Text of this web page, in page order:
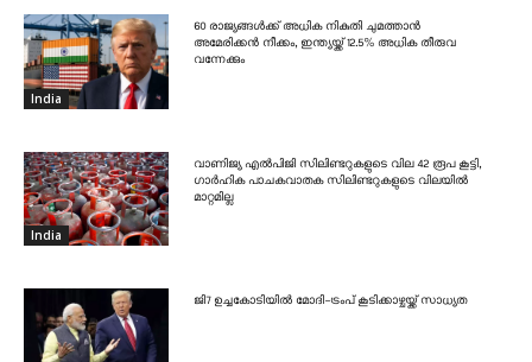
India
60 രാജ്യങ്ങൾക്ക് അധിക നികുതി ചുമത്താൻ
അമേരിക്കൻ നീക്കം, ഇന്ത്യയ്ക്ക് 12.5% അധിക തീരുവ
വന്നേക്കും
India
വാണിജ്യ എൽപിജി സിലിണ്ടറുകളുടെ വില 42 രൂപ കൂട്ടി,
ഗാർഹിക പാചകവാതക സിലിണ്ടറുകളുടെ വിലയിൽ
മാറ്റമില്ല
ജി7 ഉച്ചകോടിയിൽ മോദി-ട്രംപ് കൂടിക്കാഴ്ചയ്ക്ക് സാധ്യത